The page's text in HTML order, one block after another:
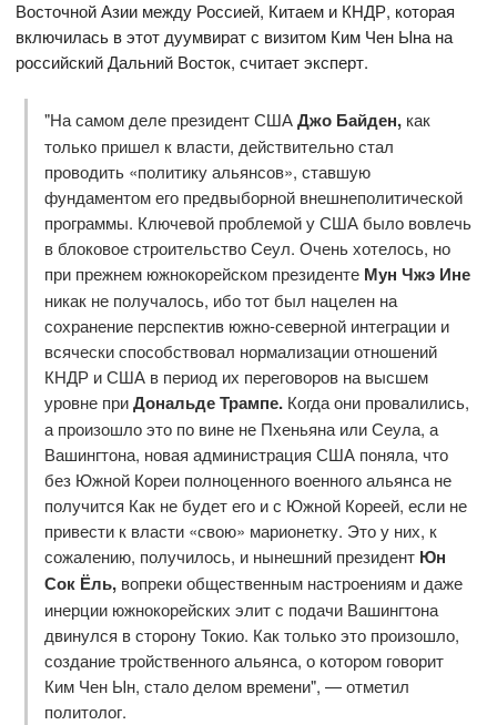
Восточной Азии между Россией, Китаем и КНДР, которая
включилась в этот дуумвират с визитом Ким Чен Ына на
российский Дальний Восток, считает эксперт.
"На самом деле президент СШАДжо Байден,как
только пришел к власти, действительно стал
проводить «политику альянсов», ставшую
фундаментом его предвыборной внешнеполитической
программы. Ключевой проблемой у США было вовлечь
в блоковое строительство Сеул. Очень хотелось, но
при прежнем южнокорейском президенте Мун Чжэ Ине
никак не получалось, ибо тот был нацелен на
сохранение перспектив южно-северной интеграции и
всячески способствовал нормализации отношений
КНДР и США в период их переговоров на высшем
уровне приДональде Трампе.Когда они провалились,
а произошло это по вине не Пхеньяна или Сеула, а
Вашингтона, новая администрация США поняла, что
без Южной Кореи полноценного военного альянса не
получится Как не будет его и с Южной Кореей, если не
привести к власти «свою» марионетку. Это у них, к
сожалению, получилось, и нынешний президент Юн
Сок Ёль, вопреки общественным настроениям и даже
инерции южнокорейских элит с подачи Вашингтона
двинулся в сторону Токио. Как только это произошло,
создание тройственного альянса, о котором говорит
Ким Чен Ын, стало делом времени", — отметил
политолог.